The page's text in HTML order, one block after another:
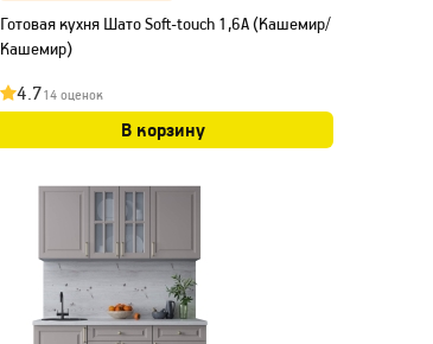
Готовая кухня Шато Soft-touch 1,6А (Кашемир/
Кашемир)
4.714 оценок
В корзину